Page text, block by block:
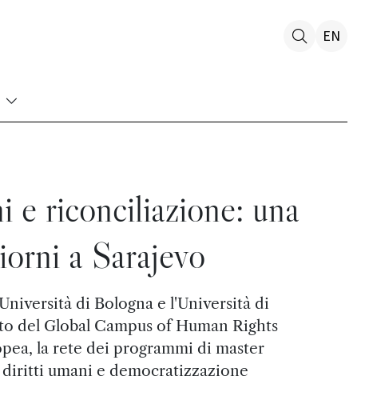
EN
e riconciliazione: una
a Sarajevo
di Bologna e l'Università di
del Global Campus of Human Rights
la rete dei programmi di master
umani e democratizzazione